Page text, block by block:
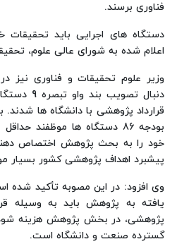
فناوری برسند.
دستگاه های اجرایی باید
اعلام شده به شورای عالی علوم،
وزیر علوم تحقیقات و فناوری نیز
دنبال
قرارداد پژوهشی با دانشگاه ها
خود را به بحث پژوهش اختصاص
پیشبرد اهداف پژوهشی کشور بسیار
یافته به پژوهش باید به وسیله
پژوهشی، در بخش پژوهش هزینه شود
گسترده صنعت و دانشگاه است.